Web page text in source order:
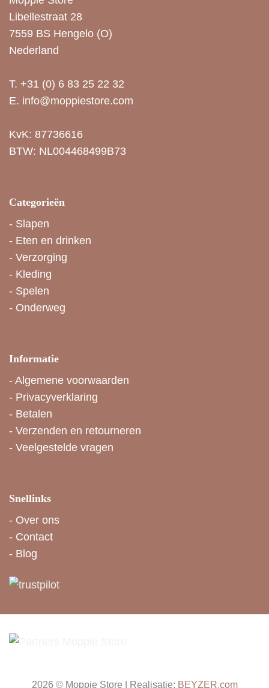
Libellestraat 28
7559 BS Hengelo (O)
Nederland
T. +31 (0) 6 83 25 22 32
E. info@moppiestore.com
KvK: 87736616
BTW: NL004468499B73
Categorieën
- Slapen
- Eten en drinken
- Verzorging
- Kleding
- Spelen
- Onderweg
Informatie
- Algemene voorwaarden
- Privacyverklaring
- Betalen
- Verzenden en retourneren
- Veelgestelde vragen
Snellinks
- Over ons
- Contact
- Blog
2026 © Moppie Store | Realisatie: BEYZER.com